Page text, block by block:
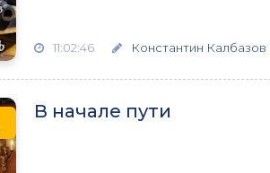
11:02:46 Константин Калбазов
В начале пути